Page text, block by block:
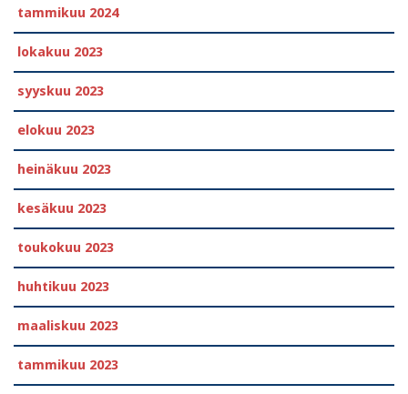
tammikuu 2024
lokakuu 2023
syyskuu 2023
elokuu 2023
heinäkuu 2023
kesäkuu 2023
toukokuu 2023
huhtikuu 2023
maaliskuu 2023
tammikuu 2023